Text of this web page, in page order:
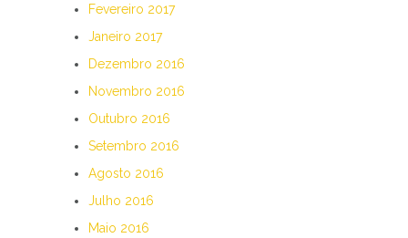
Fevereiro 2017
Janeiro 2017
Dezembro 2016
Novembro 2016
Outubro 2016
Setembro 2016
Agosto 2016
Julho 2016
Maio 2016